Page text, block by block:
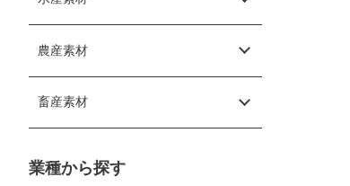
農産素材
畜産素材
業種から探す